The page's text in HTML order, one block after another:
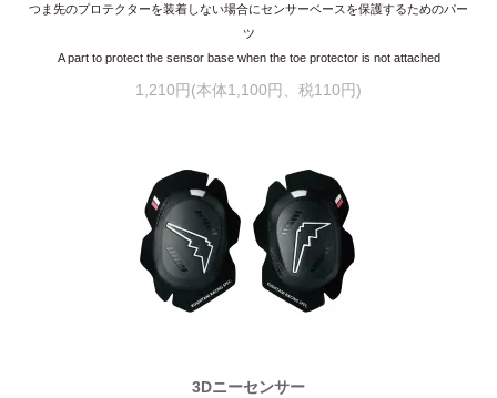
つま先のプロテクターを装着しない場合にセンサーベースを保護するためのパー
ツ
A part to protect the sensor base when the toe protector is not attached
1,210円(本体1,100円、税110円)
3Dニーセンサー